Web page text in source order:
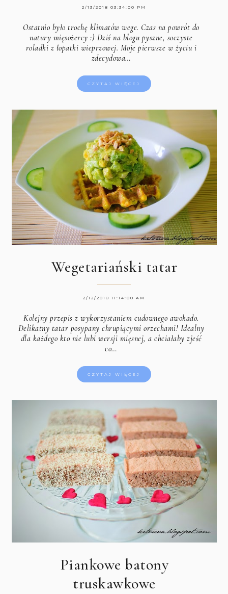
2/13/2018 03:34:00 PM
Ostatnio było trochę klimatów wege. Czas na powrót do
natury mięsożercy :) Dziś na blogu pyszne, soczyste
roladki z łopatki wieprzowej. Moje pierwsze w życiu i
zdecydowa…
CZYTAJ WIĘCEJ
Wegetariański tatar
2/12/2018 11:14:00 AM
Kolejny przepis z wykorzystaniem cudownego awokado.
Delikatny tatar posypany chrupiącymi orzechami! Idealny
dla każdego kto nie lubi wersji mięsnej, a chciałaby zjeść
co…
CZYTAJ WIĘCEJ
Piankowe batony
truskawkowe